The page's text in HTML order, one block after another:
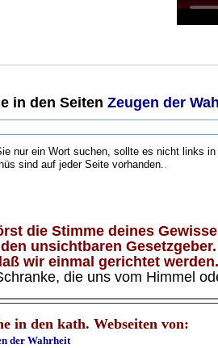
in den SeitenZeugen der
nur ein Wort suchen, sollte es nicht links
sind auf jeder Seite vorhanden.
die Stimme deines
unsichtbaren
wir einmal gerichtet
die uns vom Himmel
in den kath. Webseiten von:
der Wahrheit